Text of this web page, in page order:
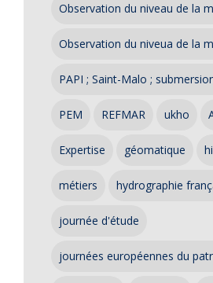
Observation du niveau de la
Observation du niveua de la
PAPI ; Saint-Malo ;
PEM REFMAR ukho
Expertise géomatique
métiers hydrographie
journée d'étude
journées européennes du